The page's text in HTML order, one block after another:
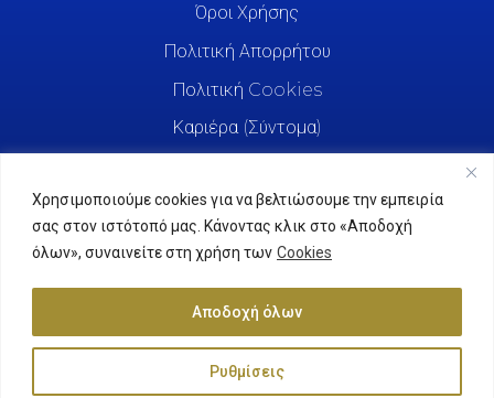
Χρησιμοποιούμε cookies για να βελτιώσουμε την εμπειρία
σας στον ιστότοπό μας. Κάνοντας κλικ στο «Αποδοχή
όλων», συναινείτε στη χρήση των Cookies
Ρυθμίσεις
Αποδοχή όλων
Όροι Χρήσης
Πολιτική Απορρήτου
Πολιτική Cookies
Καριέρα (Σύντομα)